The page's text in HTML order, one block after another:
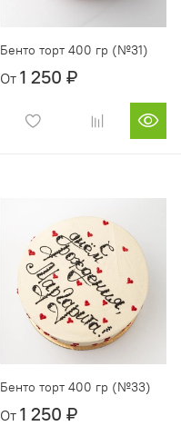
Бенто торт 400 гр (№31)
От 1 250 ₽
Бенто торт 400 гр (№33)
От 1 250 ₽